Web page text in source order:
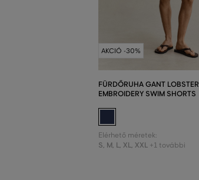
AKCIÓ -30%
FÜRDŐRUHA GANT LOBSTER
EMBROIDERY SWIM SHORTS
Elérhető méretek:
S, M, L, XL, XXL +1 további